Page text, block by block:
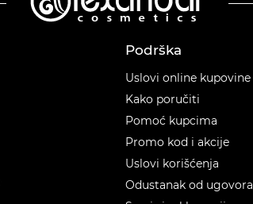
Podrška
Uslovi online kupovine
Kako poručiti
Pomoć kupcima
Promo kod i akcije
Uslovi korišćenja
Odustanak od ugovora